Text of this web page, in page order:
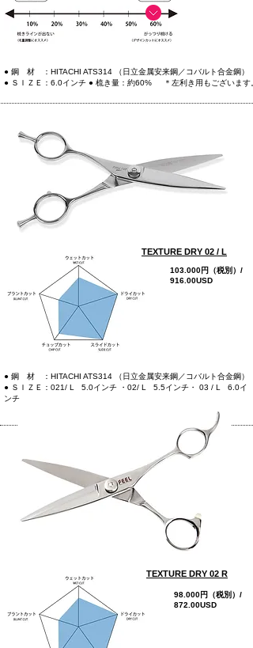
● 鋼 材 ：HITACHI ATS314 （日立金属安来鋼／コバルト合金鋼）
● ＳＩＺＥ：6.0インチ ● 梳き量：約60% ＊左利き用もございます
103.000円（税別）/
916.00USD
TEXTURE DRY 02 / L
● 鋼 材 ：HITACHI ATS314 （日立金属安来鋼／コバルト合金鋼）
● ＳＩＺＥ：021/ L 5.0インチ ・02/ L 5.5インチ ・ 03 / L 6.0イ
ンチ
TEXTURE DRY 02 R
98.000円（税別）/
872.00USD